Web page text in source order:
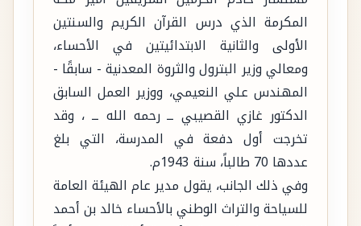
المكرمة الذي درس القرآن الكريم والسنتين
الأولى والثانية الابتدائيتين في الأحساء،
ومعالي وزير البترول والثروة المعدنية - سابقًا -
المهندس علي النعيمي، ووزير العمل السابق
الدكتور غازي القصيبي ــ رحمه الله ــ ، وقد
تخرجت أول دفعة في المدرسة، التي بلغ
عددها 70 طالباً، سنة 1943م.
وفي ذلك الجانب، يقول مدير عام الهيئة العامة
للسياحة والتراث الوطني بالأحساء خالد بن أحمد